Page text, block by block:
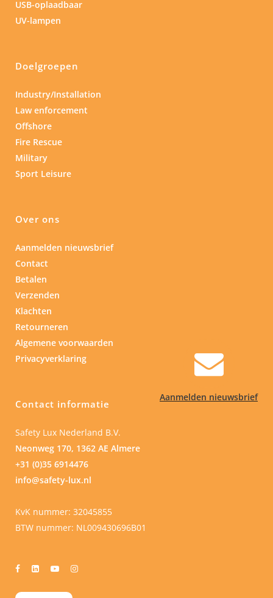
Aanmelden nieuwsbrief
USB-oplaadbaar
UV-lampen
Doelgroepen
Industry/Installation
Law enforcement
Offshore
Fire Rescue
Military
Sport Leisure
Over ons
Aanmelden nieuwsbrief
Contact
Betalen
Verzenden
Klachten
Retourneren
Algemene voorwaarden
Privacyverklaring
Contact informatie
Safety Lux Nederland B.V.
Neonweg 170, 1362 AE Almere
+31 (0)35 6914476
info@safety-lux.nl
KvK nummer: 32045855
BTW nummer: NL009430696B01